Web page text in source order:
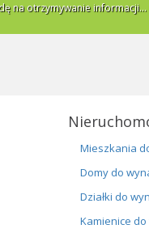
na otrzymywanie informacji...
Mieszkania
Domy do
Działki do
Kamienice